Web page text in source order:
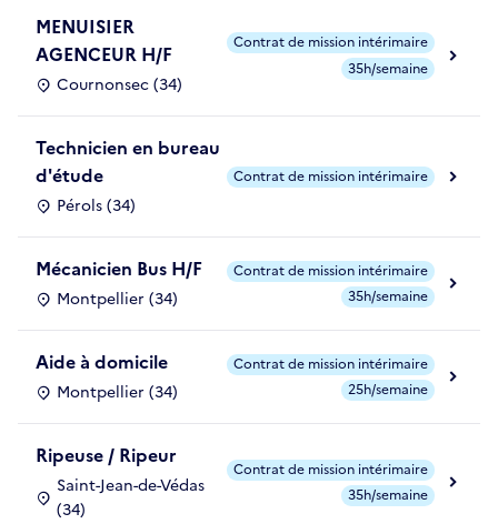
MENUISIER
AGENCEUR H/F
Cournonsec (34)
Contrat de mission intérimaire
35h/semaine
Technicien en bureau
d'étude
Pérols (34)
Contrat de mission intérimaire
Mécanicien Bus H/F
Montpellier (34)
Contrat de mission intérimaire
35h/semaine
Aide à domicile
Montpellier (34)
Contrat de mission intérimaire
25h/semaine
Ripeuse / Ripeur
Saint-Jean-de-Védas
(34)
Contrat de mission intérimaire
35h/semaine